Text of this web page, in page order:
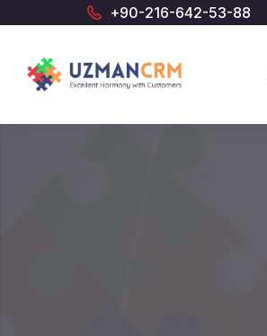
+90-216-642-53-88